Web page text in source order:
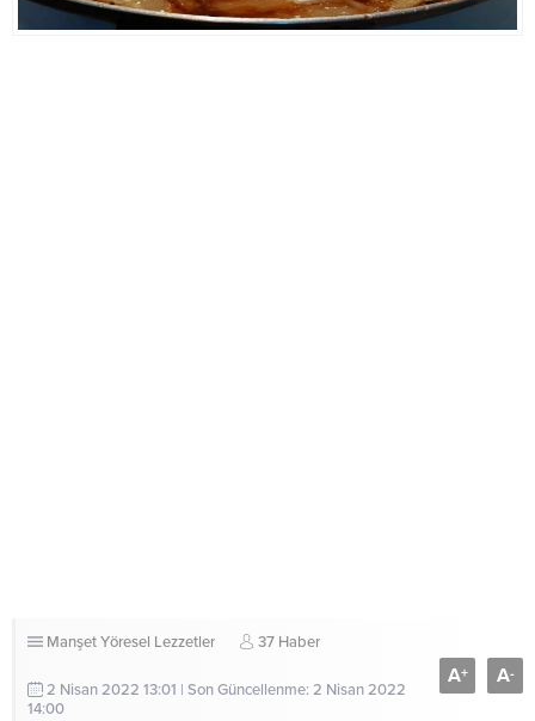
ManşetYöresel Lezzetler 37 Haber
2 Nisan 2022 13:01 | Son Güncellenme: 2 Nisan 2022
14:00
A+ A-